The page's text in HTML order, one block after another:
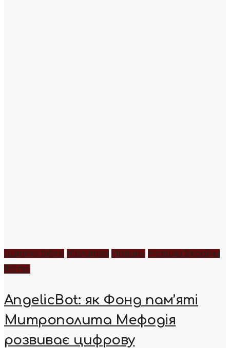
Дитяча біблія Молитва Новини Новини України
Фото
AngelicBot: як Фонд пам’яті
Митрополита Мефодія
розвиває цифрову